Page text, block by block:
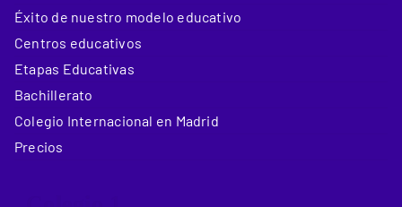
Éxito de nuestro modelo educativo
Centros educativos
Etapas Educativas
Bachillerato
Colegio Internacional en Madrid
Precios